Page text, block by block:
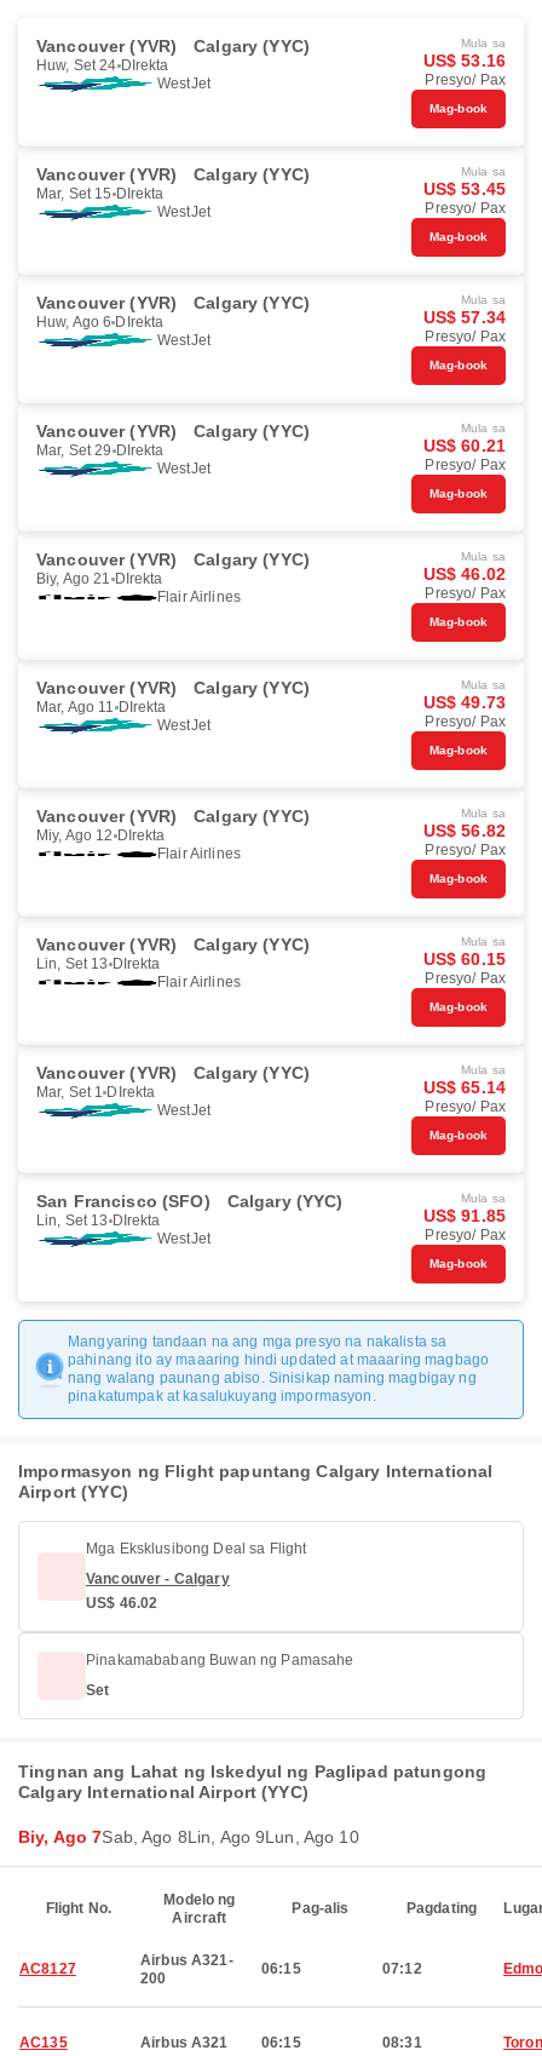
Vancouver (YVR) Calgary (YYC)
Huw, Set 24 DIrekta
WestJet
Mula sa
US$ 53.16
Presyo/ Pax
Mag-book
Vancouver (YVR) Calgary (YYC)
Mar, Set 15 DIrekta
WestJet
Mula sa
US$ 53.45
Presyo/ Pax
Mag-book
Vancouver (YVR) Calgary (YYC)
Huw, Ago 6 DIrekta
WestJet
Mula sa
US$ 57.34
Presyo/ Pax
Mag-book
Vancouver (YVR) Calgary (YYC)
Mar, Set 29 DIrekta
WestJet
Mula sa
US$ 60.21
Presyo/ Pax
Mag-book
Vancouver (YVR) Calgary (YYC)
Biy, Ago 21 DIrekta
Flair Airlines
Mula sa
US$ 46.02
Presyo/ Pax
Mag-book
Vancouver (YVR) Calgary (YYC)
Mar, Ago 11 DIrekta
WestJet
Mula sa
US$ 49.73
Presyo/ Pax
Mag-book
Vancouver (YVR) Calgary (YYC)
Miy, Ago 12 DIrekta
Flair Airlines
Mula sa
US$ 56.82
Presyo/ Pax
Mag-book
Vancouver (YVR) Calgary (YYC)
Lin, Set 13 DIrekta
Flair Airlines
Mula sa
US$ 60.15
Presyo/ Pax
Mag-book
Vancouver (YVR) Calgary (YYC)
Mar, Set 1 DIrekta
WestJet
Mula sa
US$ 65.14
Presyo/ Pax
Mag-book
San Francisco (SFO) Calgary (YYC)
Lin, Set 13 DIrekta
WestJet
Mula sa
US$ 91.85
Presyo/ Pax
Mag-book
Mangyaring tandaan na ang mga presyo na nakalista sa
pahinang ito ay maaaring hindi updated at maaaring magbago
nang walang paunang abiso. Sinisikap naming magbigay ng
pinakatumpak at kasalukuyang impormasyon.
Impormasyon ng Flight papuntang Calgary International
Airport (YYC)
Mga Eksklusibong Deal sa Flight
Vancouver - Calgary
US$ 46.02
Pinakamababang Buwan ng Pamasahe
Set
Tingnan ang Lahat ng Iskedyul ng Paglipad patungong
Calgary International Airport (YYC)
Biy, Ago 7Sab, Ago 8Lin, Ago 9Lun, Ago 10
Flight No.
Modelo ng
Aircraft
Pag-alis Pagdating
AC8127
Airbus A321-
200
06:15 07:12
AC135 Airbus A321 06:15 08:31